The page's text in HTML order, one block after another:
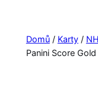
Domů/ Karty/
Panini Score